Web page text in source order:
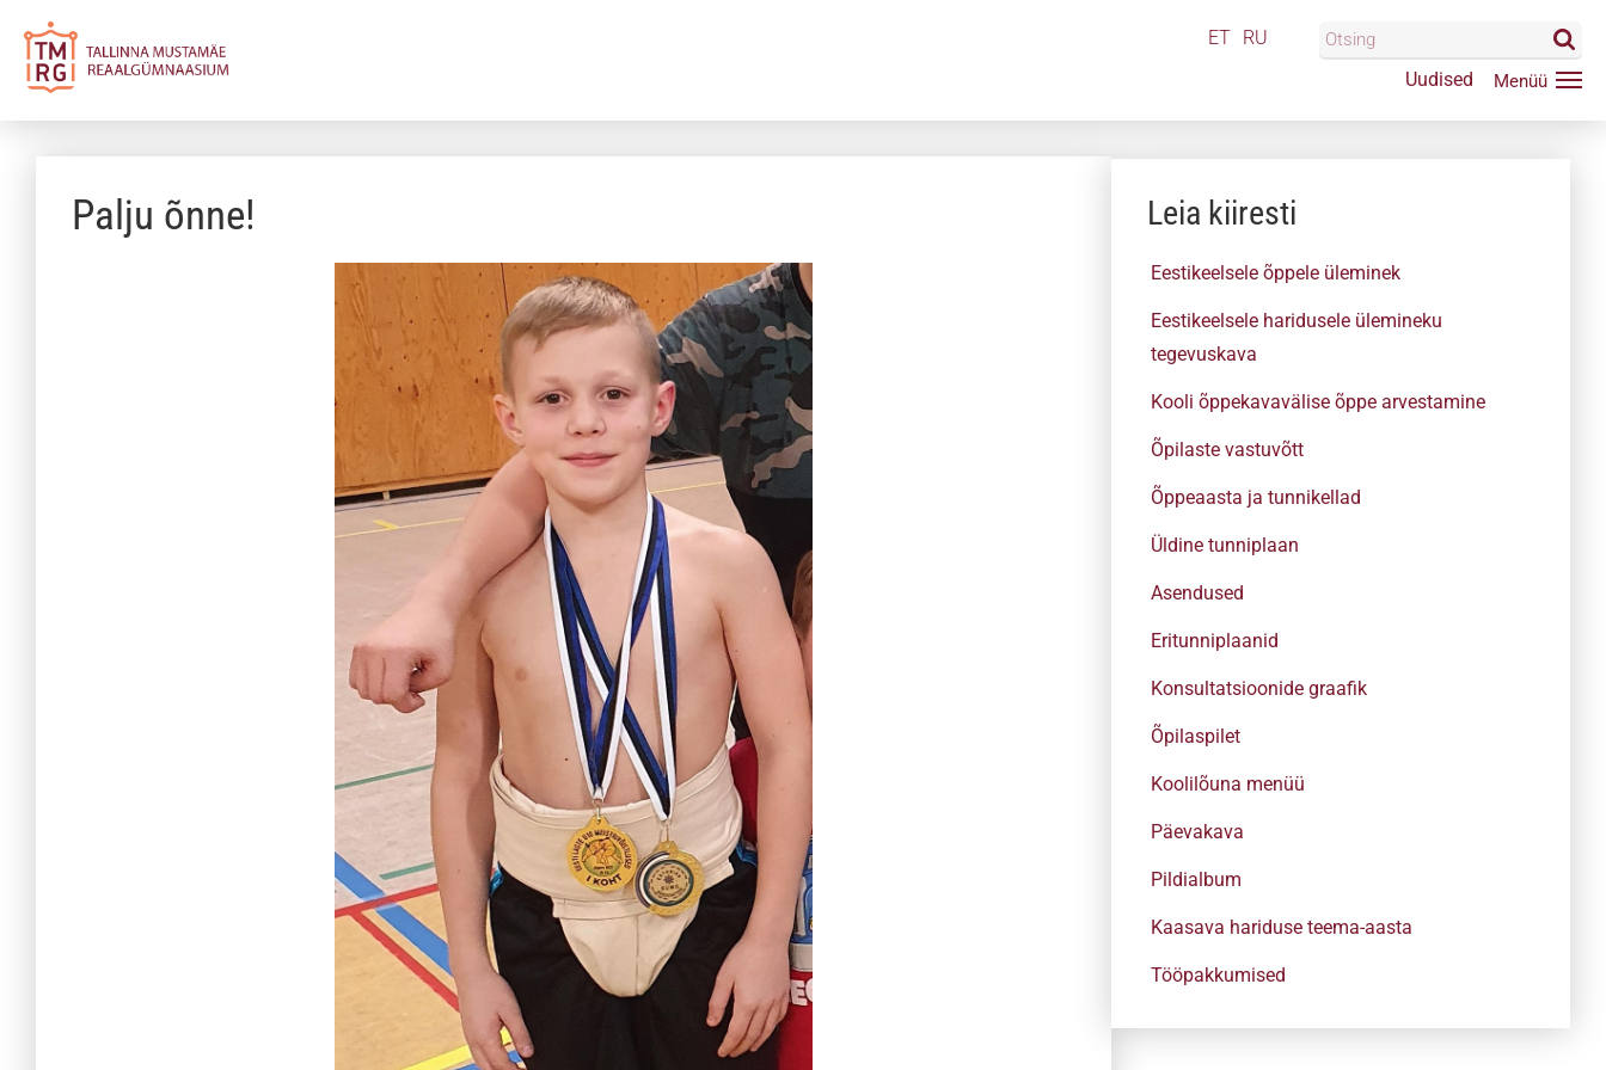
ET RU
Uudised
Palju õnne! Leia kiiresti
Eestikeelsele õppele üleminek
Eestikeelsele haridusele ülemineku
tegevuskava
Kooli õppekavavälise õppe arvestamine
Õpilaste vastuvõtt
Õppeaasta ja tunnikellad
Üldine tunniplaan
Asendused
Eritunniplaanid
Konsultatsioonide graafik
Õpilaspilet
Koolilõuna menüü
Päevakava
Pildialbum
Kaasava hariduse teema-aasta
Tööpakkumised